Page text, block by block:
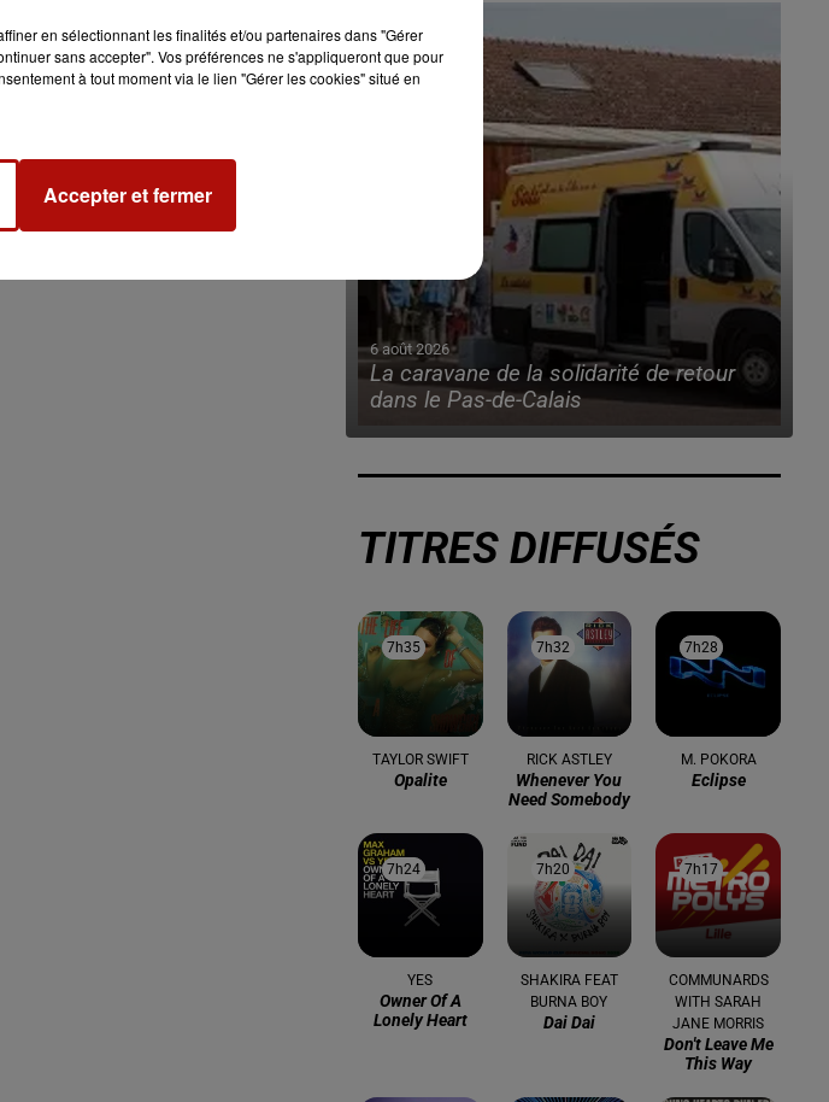
6 août 2026
La caravane de la solidarité de retour
dans le Pas-de-Calais
TITRES DIFFUSÉS
7h35
7h35
TAYLOR SWIFT
Opalite
7h32
7h32
RICK ASTLEY
Whenever You
Need Somebody
7h28
7h28
M. POKORA
Eclipse
7h24
7h24
YES
Owner Of A
Lonely Heart
7h20
7h20
SHAKIRA FEAT
BURNA BOY
Dai Dai
7h17
7h17
COMMUNARDS
WITH SARAH
JANE MORRIS
Don't Leave Me
This Way
en sélectionnant les finalités et/ou partenaires dans "Gérer
sans accepter". Vos préférences ne s'appliqueront que pour
à tout moment via le lien "Gérer les cookies" situé en
Accepter et fermer